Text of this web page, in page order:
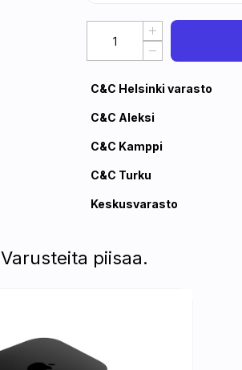
C&C Helsinki varasto
C&C Aleksi
C&C Kamppi
C&C Turku
Keskusvarasto
Varusteita piisaa.